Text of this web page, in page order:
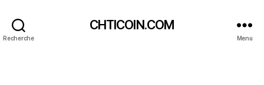
Recherche
CHTICOIN.COM
Menu